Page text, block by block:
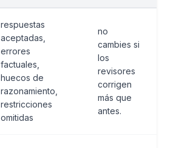
respuestas
aceptadas,
errores
factuales,
huecos de
razonamiento,
restricciones
omitidas
no
cambies si
los
revisores
corrigen
más que
antes.